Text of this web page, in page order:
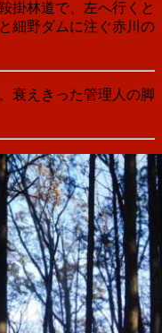
掛林道で、左へ行くと
細野ダムに注ぐ赤川の
衰えきった管理人の脚